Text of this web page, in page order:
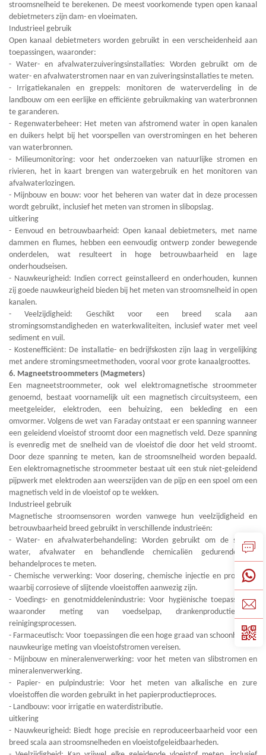
stroomsnelheid te berekenen. De meest voorkomende typen open kanaal
debietmeters zijn dam- en vloeimaten.
Industrieel gebruik
Open kanaal debietmeters worden gebruikt in een verscheidenheid aan
toepassingen, waaronder:
- Water- en afvalwaterzuiveringsinstallaties: Worden gebruikt om de
water- en afvalwaterstromen naar en van zuiveringsinstallaties te meten.
- Irrigatiekanalen en greppels: monitoren de waterverdeling in de
landbouw om een eerlijke en efficiënte gebruikmaking van waterbronnen
te garanderen.
- Regenwaterbeheer: Het meten van afstromend water in open kanalen
en duikers helpt bij het voorspellen van overstromingen en het beheren
van waterbronnen.
- Milieumonitoring: voor het onderzoeken van natuurlijke stromen en
rivieren, het in kaart brengen van watergebruik en het monitoren van
afvalwaterlozingen.
- Mijnbouw en bouw: voor het beheren van water dat in deze processen
wordt gebruikt, inclusief het meten van stromen in slibopslag.
uitkering
- Eenvoud en betrouwbaarheid: Open kanaal debietmeters, met name
dammen en flumes, hebben een eenvoudig ontwerp zonder bewegende
onderdelen, wat resulteert in hoge betrouwbaarheid en lage
onderhoudseisen.
- Nauwkeurigheid: Indien correct geïnstalleerd en onderhouden, kunnen
zij goede nauwkeurigheid bieden bij het meten van stroomsnelheid in open
kanalen.
- Veelzijdigheid: Geschikt voor een breed scala aan
stromingsomstandigheden en waterkwaliteiten, inclusief water met veel
sediment en vuil.
- Kostenefficiënt: De installatie- en bedrijfskosten zijn laag in vergelijking
met andere stromingsmeetmethoden, vooral voor grote kanaalgroottes.
6. Magneetstroommeters (Magmeters)
Een magneetstroommeter, ook wel elektromagnetische stroommeter
genoemd, bestaat voornamelijk uit een magnetisch circuitsysteem, een
meetgeleider, elektroden, een behuizing, een bekleding en een
omvormer. Volgens de wet van Faraday ontstaat er een spanning wanneer
een geleidend vloeistof stroomt door een magnetisch veld. Deze spanning
is evenredig met de snelheid van de vloeistof die door het veld stroomt.
Door deze spanning te meten, kan de stroomsnelheid worden bepaald.
Een elektromagnetische stroommeter bestaat uit een stuk niet-geleidend
pijpwerk met elektroden aan weerszijden van de pijp en een spoel om een
magnetisch veld in de vloeistof op te wekken.
Industrieel gebruik
Magnetische stroomsensoren worden vanwege hun veelzijdigheid en
betrouwbaarheid breed gebruikt in verschillende industrieën:
- Water- en afvalwaterbehandeling: Worden gebruikt om de stroom
water, afvalwater en behandlende chemicaliën gedurende het
behandelproces te meten.
- Chemische verwerking: Voor dosering, chemische injectie en processen
waarbij corrosieve of slijtende vloeistoffen aanwezig zijn.
- Voedings- en genotmiddelenindustrie: Voor hygiënische toepassingen,
waaronder meting van voedselpap, drankenproductie en
reinigingsprocessen.
- Farmaceutisch: Voor toepassingen die een hoge graad van schoonheid en
nauwkeurige meting van vloeistofstromen vereisen.
- Mijnbouw en mineralenverwerking: voor het meten van slibstromen en
mineralenverwerking.
- Papier- en pulpindustrie: Voor het meten van alkalische en zure
vloeistoffen die worden gebruikt in het papierproductieproces.
- Landbouw: voor irrigatie en waterdistributie.
uitkering
- Nauwkeurigheid: Biedt hoge precisie en reproduceerbaarheid voor een
breed scala aan stroomsnelheden en vloeistofgeleidbaarheden.